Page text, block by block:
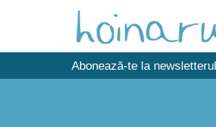
Abonează-te la